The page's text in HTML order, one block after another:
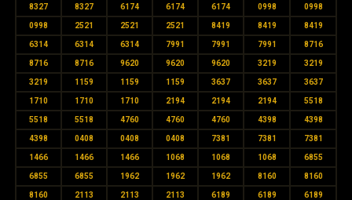
8327 8327 6174 6174 6174 0998 0998
0998 2521 2521 2521 8419 8419 8419
6314 6314 6314 7991 7991 7991 8716
8716 8716 9620 9620 9620 3219 3219
3219 1159 1159 1159 3637 3637 3637
1710 1710 1710 2194 2194 2194 5518
5518 5518 4760 4760 4760 4398 4398
4398 0408 0408 0408 7381 7381 7381
1466 1466 1466 1068 1068 1068 6855
6855 6855 1962 1962 1962 8160 8160
8160 2113 2113 2113 6189 6189 6189